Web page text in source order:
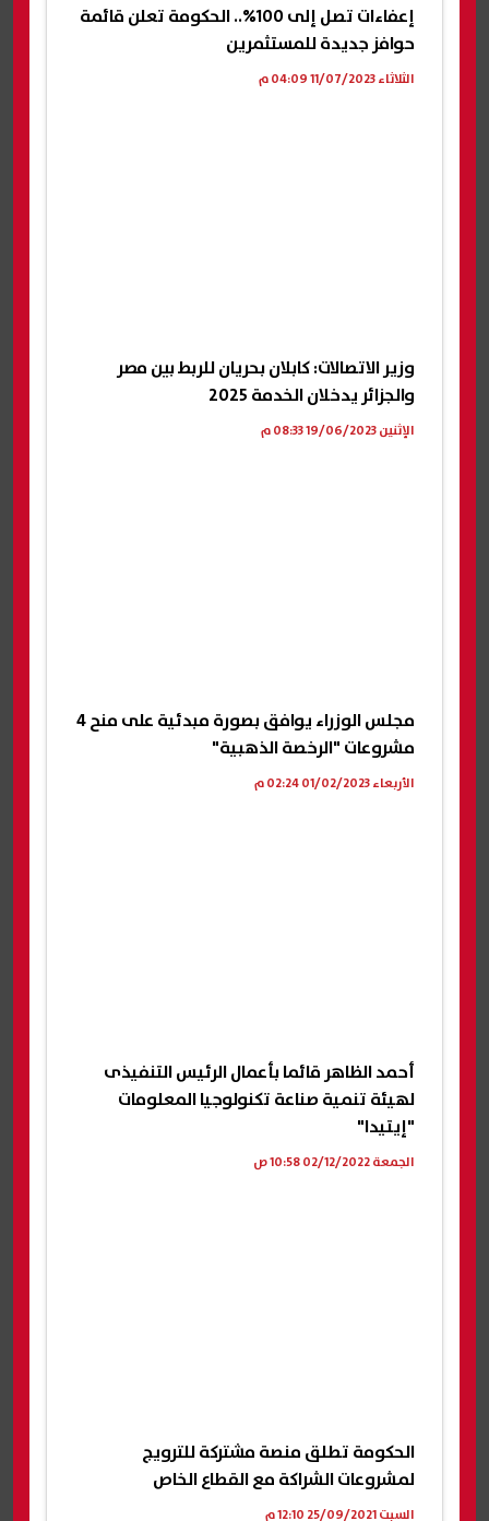
إعفاءات تصل إلى 100%.. الحكومة تعلن قائمة
حوافز جديدة للمستثمرين
الثلاثاء 11/07/2023 04:09 م
وزير الاتصالات: كابلان بحريان للربط بين مصر
والجزائر يدخلان الخدمة 2025
الإثنين 19/06/2023 08:33 م
مجلس الوزراء يوافق بصورة مبدئية على منح 4
مشروعات "الرخصة الذهبية"
الأربعاء 01/02/2023 02:24 م
أحمد الظاهر قائما بأعمال الرئيس التنفيذى
لهيئة تنمية صناعة تكنولوجيا المعلومات
"إيتيدا"
الجمعة 02/12/2022 10:58 ص
الحكومة تطلق منصة مشتركة للترويج
لمشروعات الشراكة مع القطاع الخاص
السبت 25/09/2021 12:10 م